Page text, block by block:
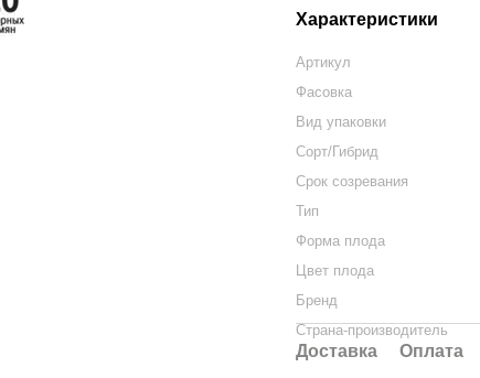
Характеристики
Артикул
Фасовка
Вид упаковки
Сорт/Гибрид
Срок созревания
Тип
Форма плода
Цвет плода
Бренд
Страна-производитель
Доставка Оплата